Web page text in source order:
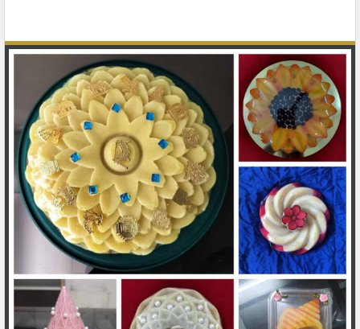
जेना प्रभावे कैंक नो तूट्यो अनंत संसार छे,
बिराजे प्यारा नेमकुमार ,
छे धन्य धन्य ते कर्णविहार,
वर्षावता ते ब्रह्म जळधार,
सवी जीव ना ते तारणहार
मन मोही लीधुं गिरनारे,
चित्त चोरी लीधुं नेमकुमारे…
मन मोही लीधुं गिरनारे,
चित्त चोरी लीधुं नेमकुमारे…